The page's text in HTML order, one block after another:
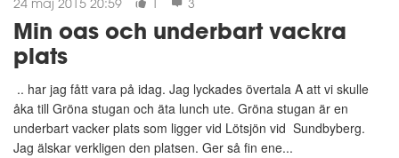
24 maj 2015 20:59 1 3
Min oas och underbart vackra
plats
.. har jag fått vara på idag. Jag lyckades övertala A att vi skulle
åka till Gröna stugan och äta lunch ute. Gröna stugan är en
underbart vacker plats som ligger vid Lötsjön vid Sundbyberg.
Jag älskar verkligen den platsen. Ger så fin ene...